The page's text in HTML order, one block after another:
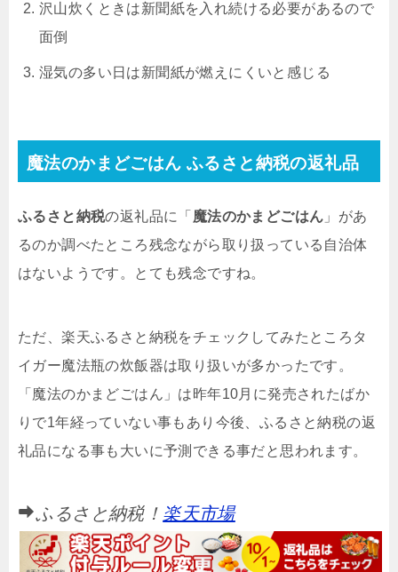
沢山炊くときは新聞紙を入れ続ける必要があるので
面倒
湿気の多い日は新聞紙が燃えにくいと感じる
魔法のかまどごはん ふるさと納税の返礼品
ふるさと納税の返礼品に「 魔法のかまどごはん 」があ
るのか調べたところ残念ながら取り扱っている自治体
はないようです。とても残念ですね。
ただ、楽天ふるさと納税をチェックしてみたところタ
イガー魔法瓶の炊飯器は取り扱いが多かったです。
「魔法のかまどごはん」は昨年10月に発売されたばか
りで1年経っていない事もあり今後、ふるさと納税の返
礼品になる事も大いに予測できる事だと思われます。
ふるさと納税！ 楽天市場